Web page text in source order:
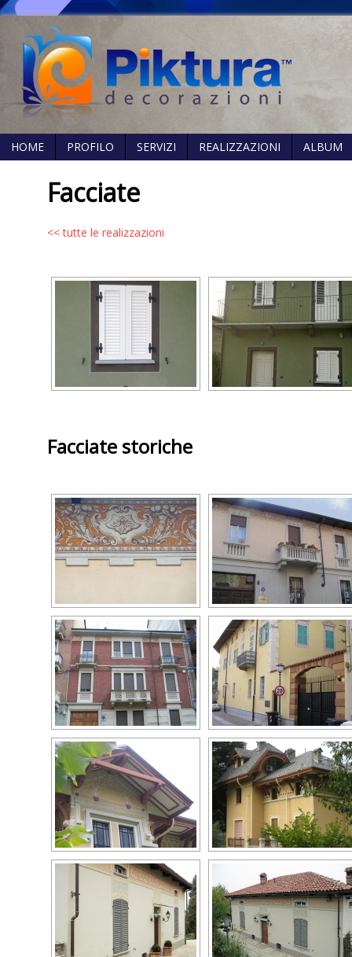
HOME PROFILO SERVIZI REALIZZAZIONI ALBUM
Facciate
<< tutte le realizzazioni
Facciate storiche